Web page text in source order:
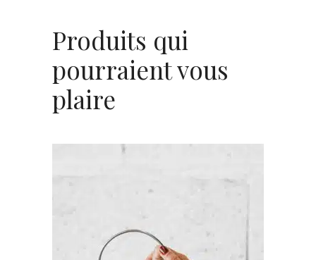
Produits qui
pourraient vous
plaire
AJOUTER AU PANIER